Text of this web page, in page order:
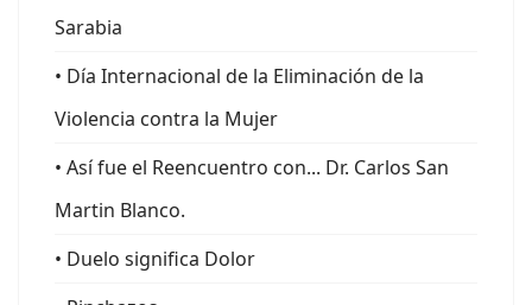
Sarabia
• Día Internacional de la Eliminación de la
Violencia contra la Mujer
• Así fue el Reencuentro con... Dr. Carlos San
Martin Blanco.
• Duelo significa Dolor